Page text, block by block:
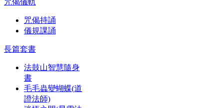
咒偈儀軌
咒偈持誦
儀規課誦
長篇套書
法鼓山智慧隨身
書
毛毛蟲變蝴蝶(道
證法師)